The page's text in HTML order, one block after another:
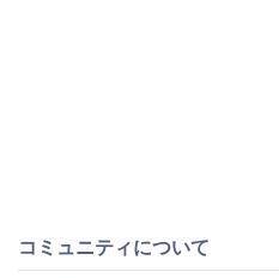
コミュニティについて